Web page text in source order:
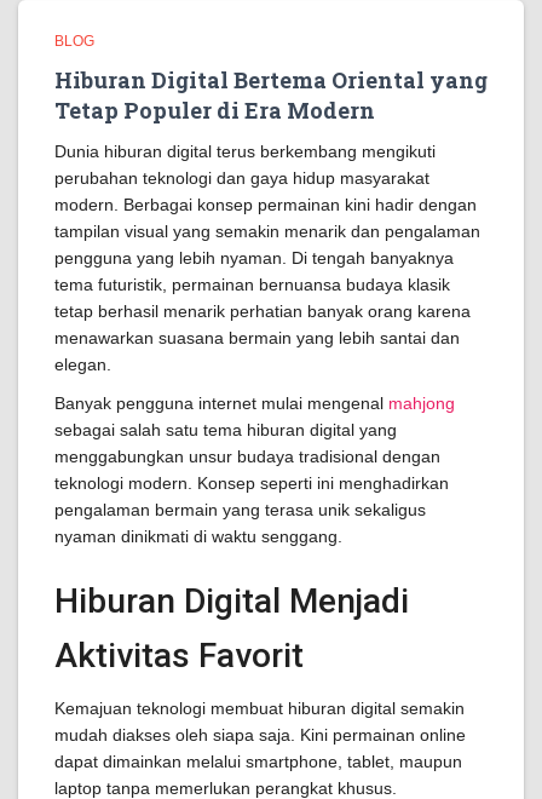
BLOG
Hiburan Digital Bertema Oriental yang
Tetap Populer di Era Modern
Dunia hiburan digital terus berkembang mengikuti
perubahan teknologi dan gaya hidup masyarakat
modern. Berbagai konsep permainan kini hadir dengan
tampilan visual yang semakin menarik dan pengalaman
pengguna yang lebih nyaman. Di tengah banyaknya
tema futuristik, permainan bernuansa budaya klasik
tetap berhasil menarik perhatian banyak orang karena
menawarkan suasana bermain yang lebih santai dan
elegan.
Banyak pengguna internet mulai mengenal mahjong
sebagai salah satu tema hiburan digital yang
menggabungkan unsur budaya tradisional dengan
teknologi modern. Konsep seperti ini menghadirkan
pengalaman bermain yang terasa unik sekaligus
nyaman dinikmati di waktu senggang.
Hiburan Digital Menjadi
Aktivitas Favorit
Kemajuan teknologi membuat hiburan digital semakin
mudah diakses oleh siapa saja. Kini permainan online
dapat dimainkan melalui smartphone, tablet, maupun
laptop tanpa memerlukan perangkat khusus.